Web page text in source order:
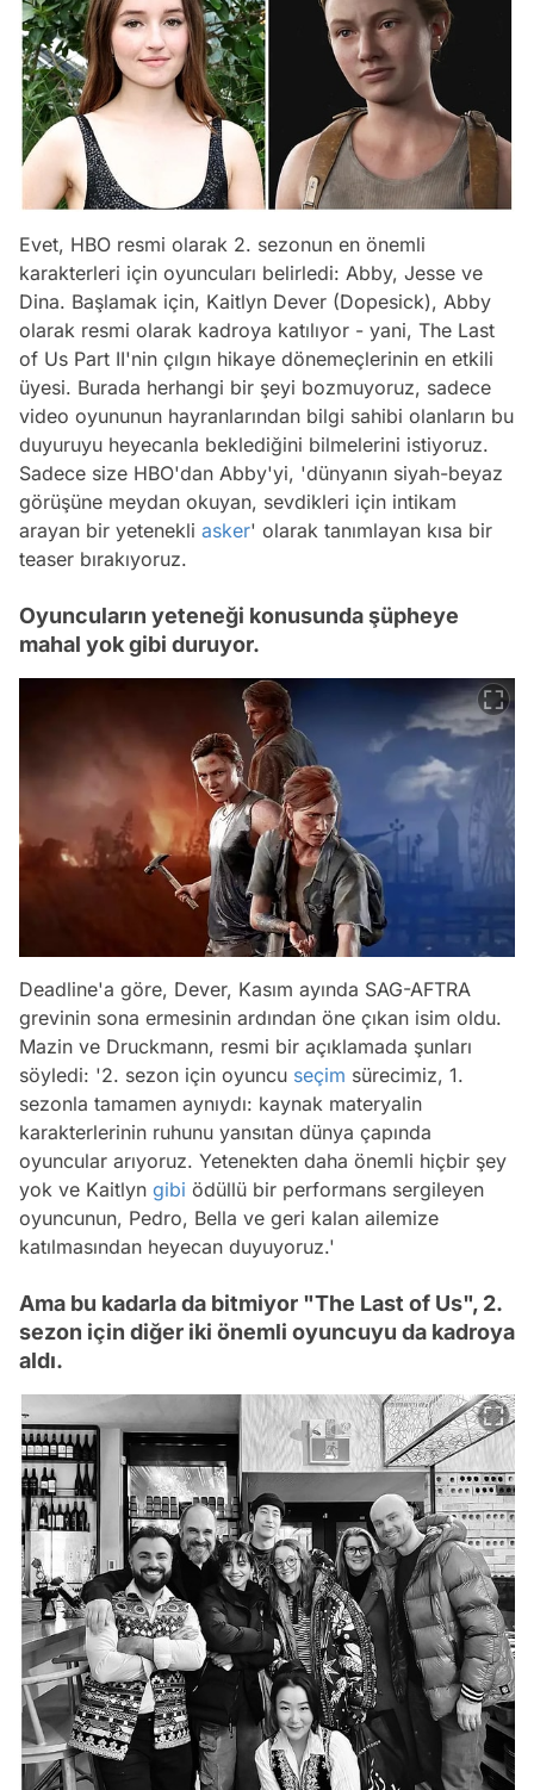
Evet, HBO resmi olarak 2. sezonun en önemli
karakterleri için oyuncuları belirledi: Abby, Jesse ve
Dina. Başlamak için, Kaitlyn Dever (Dopesick), Abby
olarak resmi olarak kadroya katılıyor - yani, The Last
of Us Part II'nin çılgın hikaye dönemeçlerinin en etkili
üyesi. Burada herhangi bir şeyi bozmuyoruz, sadece
video oyununun hayranlarından bilgi sahibi olanların bu
duyuruyu heyecanla beklediğini bilmelerini istiyoruz.
Sadece size HBO'dan Abby'yi, 'dünyanın siyah-beyaz
görüşüne meydan okuyan, sevdikleri için intikam
arayan bir yetenekli asker' olarak tanımlayan kısa bir
teaser bırakıyoruz.
Oyuncuların yeteneği konusunda şüpheye
mahal yok gibi duruyor.
Deadline'a göre, Dever, Kasım ayında SAG-AFTRA
grevinin sona ermesinin ardından öne çıkan isim oldu.
Mazin ve Druckmann, resmi bir açıklamada şunları
söyledi: '2. sezon için oyuncu seçim sürecimiz, 1.
sezonla tamamen aynıydı: kaynak materyalin
karakterlerinin ruhunu yansıtan dünya çapında
oyuncular arıyoruz. Yetenekten daha önemli hiçbir şey
yok ve Kaitlyn gibi ödüllü bir performans sergileyen
oyuncunun, Pedro, Bella ve geri kalan ailemize
katılmasından heyecan duyuyoruz.'
Ama bu kadarla da bitmiyor "The Last of Us", 2.
sezon için diğer iki önemli oyuncuyu da kadroya
aldı.